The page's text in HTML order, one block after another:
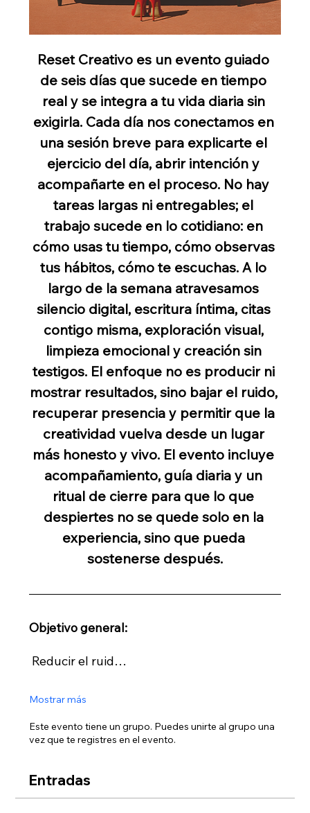
Reset Creativo es un evento guiado
de seis días que sucede en tiempo
real y se integra a tu vida diaria sin
exigirla. Cada día nos conectamos en
una sesión breve para explicarte el
ejercicio del día, abrir intención y
acompañarte en el proceso. No hay
tareas largas ni entregables; el
trabajo sucede en lo cotidiano: en
cómo usas tu tiempo, cómo observas
tus hábitos, cómo te escuchas. A lo
largo de la semana atravesamos
silencio digital, escritura íntima, citas
contigo misma, exploración visual,
limpieza emocional y creación sin
testigos. El enfoque no es producir ni
mostrar resultados, sino bajar el ruido,
recuperar presencia y permitir que la
creatividad vuelva desde un lugar
más honesto y vivo. El evento incluye
acompañamiento, guía diaria y un
ritual de cierre para que lo que
despiertes no se quede solo en la
experiencia, sino que pueda
sostenerse después.
Objetivo general:
Reducir el ruid…
Mostrar más
Este evento tiene un grupo. Puedes unirte al grupo una
vez que te registres en el evento.
Entradas